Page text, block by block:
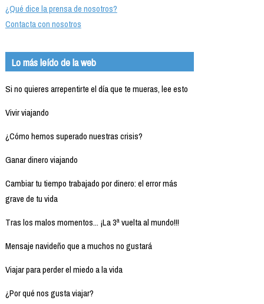
¿Qué dice la prensa de nosotros?
Contacta con nosotros
Lo más leído de la web
Si no quieres arrepentirte el día que te mueras, lee esto
Vivir viajando
¿Cómo hemos superado nuestras crisis?
Ganar dinero viajando
Cambiar tu tiempo trabajado por dinero: el error más
grave de tu vida
Tras los malos momentos... ¡La 3ª vuelta al mundo!!!
Mensaje navideño que a muchos no gustará
Viajar para perder el miedo a la vida
¿Por qué nos gusta viajar?